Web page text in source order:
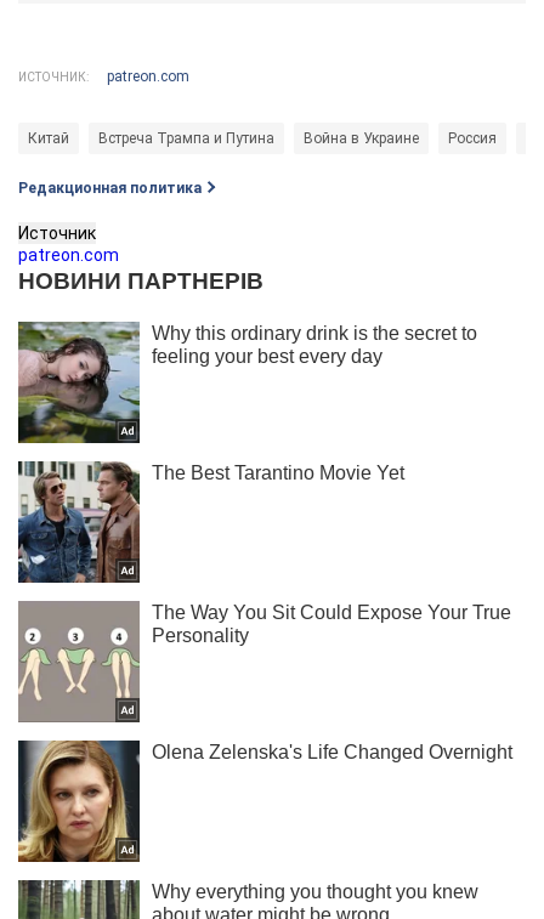
ИСТОЧНИК: patreon.com
Китай Встреча Трампа и Путина Война в Украине Россия
Редакционная политика
Источник
patreon.com